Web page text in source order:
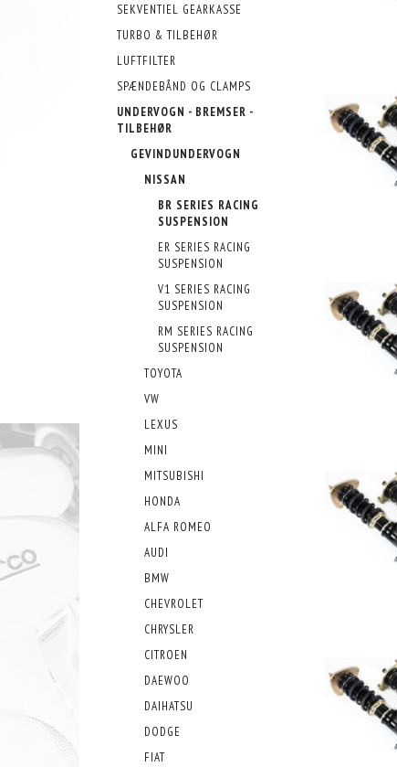
SEKVENTIEL GEARKASSE
TURBO & TILBEHØR
LUFTFILTER
SPÆNDEBÅND OG CLAMPS
UNDERVOGN - BREMSER -
TILBEHØR
GEVINDUNDERVOGN
NISSAN
BR SERIES RACING
SUSPENSION
ER SERIES RACING
SUSPENSION
V1 SERIES RACING
SUSPENSION
RM SERIES RACING
SUSPENSION
TOYOTA
VW
LEXUS
MINI
MITSUBISHI
HONDA
ALFA ROMEO
AUDI
BMW
CHEVROLET
CHRYSLER
CITROEN
DAEWOO
DAIHATSU
DODGE
FIAT